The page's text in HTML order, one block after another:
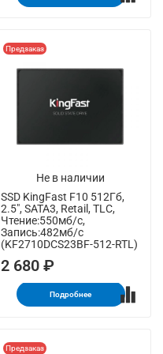
Не в наличии
Предзаказ
SSD KingFast F10 512Гб,
2.5", SATA3, Retail, TLC,
Чтение:550мб/с,
Запись:482мб/с
(KF2710DCS23BF-512-RTL)
2 680 ₽
Подробнее
Предзаказ